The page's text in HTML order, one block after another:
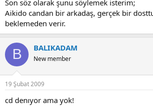
Son söz olarak şunu söylemek isterim;
Aikido candan bir arkadaş, gerçek bir
beklemeden verir.
B BALIKADAM
New member
19 Şubat 2009
cd denıyor ama yok!